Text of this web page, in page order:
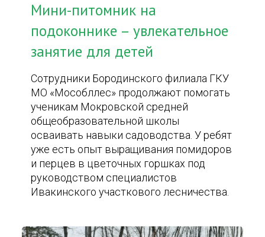
Мини-питомник на
подоконнике – увлекательное
занятие для детей
Сотрудники Бородинского филиала ГКУ
МО «Мособллес» продолжают помогать
ученикам Мокровской средней
общеобразовательной школы
осваивать навыки садоводства. У ребят
уже есть опыт выращивания помидоров
и перцев в цветочных горшках под
руководством специалистов
Ивакинского участкового лесничества.